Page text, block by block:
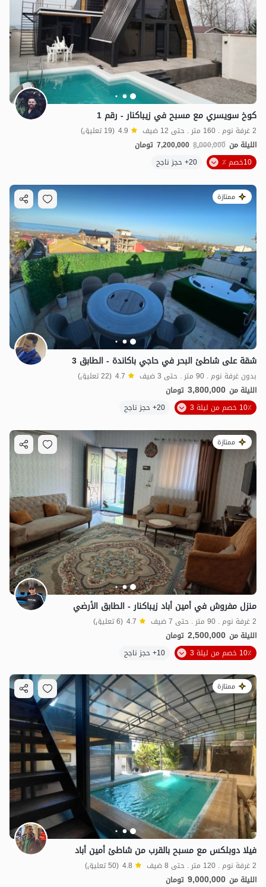
كوخ سويسري مع مسبح في زیباکنار - رقم 1
2 غرفة نوم . 160 متر . حتى 12 ضيف 4.9 (19 تعليق)
الليلة من 8,000,000
7,200,000 تومان
10خصم ٪
20+ حجز ناجح
ممتازة
شقة على شاطئ البحر في حاجي باكاندة - الطابق 3
بدون غرفة نوم . 90 متر . حتى 3 ضيف 4.7 (22 تعليق)
الليلة من 3,800,000 تومان
10٪ خصم من ليلة 3
20+ حجز ناجح
ممتازة
منزل مفروش في أمين أباد زيباكنار - الطابق الأرضي
2 غرفة نوم . 90 متر . حتى 7 ضيف 4.7 (6 تعليق)
الليلة من 2,500,000 تومان
10٪ خصم من ليلة 3
10+ حجز ناجح
ممتازة
فيلا دوبلكس مع مسبح بالقرب من شاطئ أمين أباد
2 غرفة نوم . 120 متر . حتى 8 ضيف 4.8 (50 تعليق)
الليلة من 9,000,000 تومان